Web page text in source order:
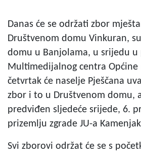
Danas će se održati zbor
Društvenom domu Vinkuran,
domu u Banjolama, u srijedu
Multimedijalnog centra
četvrtak će naselje Pješčana
zbor i to u Društvenom domu,
predviđen sljedeće srijede, 6.
prizemlju zgrade JU-a
Svi zborovi održat će se s